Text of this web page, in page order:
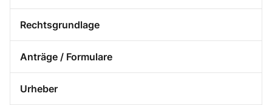
Rechtsgrundlage
Anträge / Formulare
Urheber